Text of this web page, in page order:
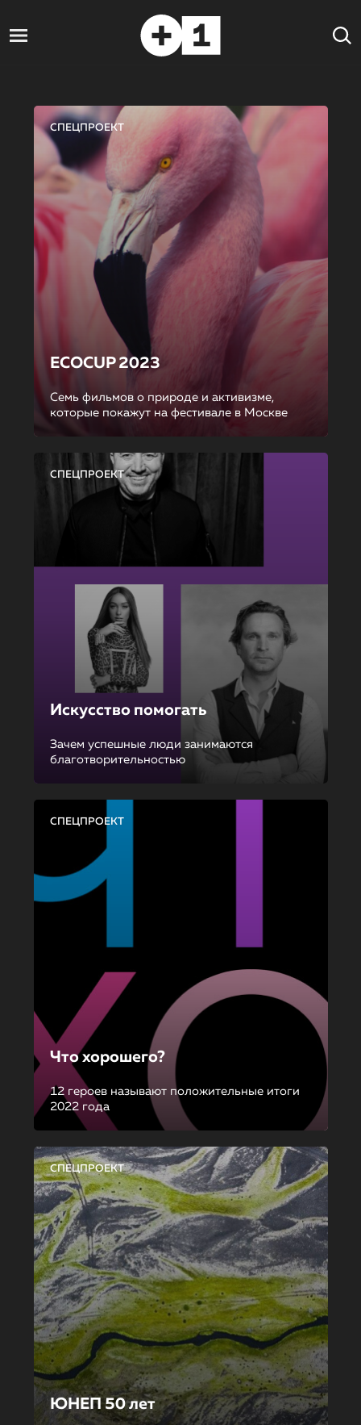
СПЕЦПРОЕКТ
ECOCUP 2023
Семь фильмов о природе и активизме,
которые покажут на фестивале в Москве
СПЕЦПРОЕКТ
Искусство помогать
Зачем успешные люди занимаются
благотворительностью
СПЕЦПРОЕКТ
Что хорошего?
12 героев называют положительные итоги
2022 года
СПЕЦПРОЕКТ
ЮНЕП 50 лет